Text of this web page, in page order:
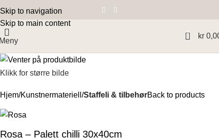
Skip to navigation
Skip to main content
0 kr
Klikk for større bilde
Hjem Kunstnermateriell Staffeli & tilbehørBack to products
Rosa – Palett chilli 30x40cm